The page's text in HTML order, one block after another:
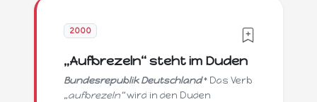
2000
„Aufbrezeln“ steht im Duden
Bundesrepublik Deutschland* Das Verb
„aufbrezeln“wird in den Duden